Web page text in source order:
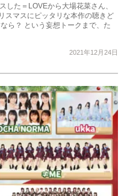
した＝LOVEから大場花菜さん、
スマスにピッタリな本作の聴きど
ら？ という妄想トークまで、た
2021年12月24日